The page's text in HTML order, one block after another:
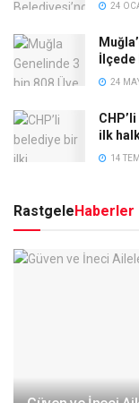
24
İlçede
24
ilk
14
Rastgele Haberler